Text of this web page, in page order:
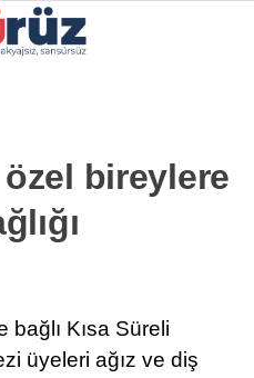
özel bireylere
bağlı Kısa Süreli
üyeleri ağız ve diş